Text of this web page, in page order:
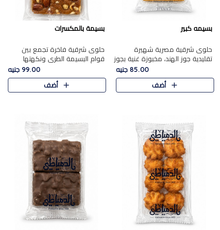
بسيمه كبير
حلوى شرقية مصرية شهيرة
تقليدية جوز الهند، مخبوزة غنية بجوز
الهند، بلمسه ذهبية وتتميز بقوامها
المرمل وطعمها اللذيذ الذي يشبه
البسبوسة. تُخبز..
85.00 جنيه
أضف
بسيمة بالمكسرات
حلوى شرقية فاخرة تجمع بين
قوام البسيمة الطري ونكهتها
الغنية، مزينة بتشكيلة مختارة من
اللوز والبندق والمكسرات الفاخرة.
مزيج متوازن من القوام ..
99.00 جنيه
أضف